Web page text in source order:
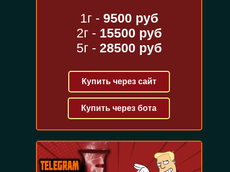
1г - 9500 руб
2г - 15500 руб
5г - 28500 руб
Купить через сайт
Купить через бота